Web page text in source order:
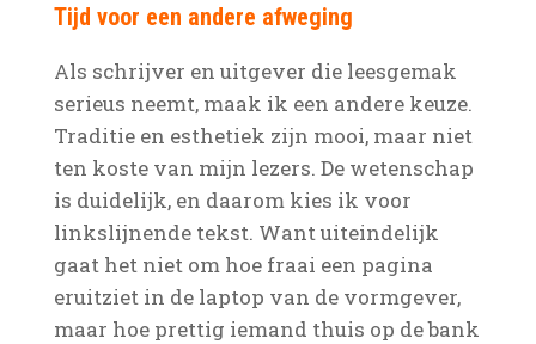
Tijd voor een andere afweging
Als schrijver en uitgever die leesgemak
serieus neemt, maak ik een andere keuze.
Traditie en esthetiek zijn mooi, maar niet
ten koste van mijn lezers. De wetenschap
is duidelijk, en daarom kies ik voor
linkslijnende tekst. Want uiteindelijk
gaat het niet om hoe fraai een pagina
eruitziet in de laptop van de vormgever,
maar hoe prettig iemand thuis op de bank